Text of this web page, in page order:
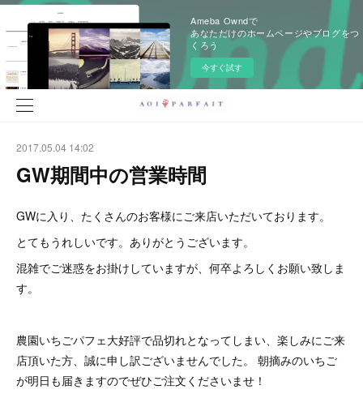
Ameba Owndで
あなただけのホームページやブログをつ
くろう
今すぐ試す
2017.05.04 14:02
GW期間中の営業時間
GWに入り、たくさんのお客様にご来店いただいております。
とてもうれしいです。ありがとうございます。
混雑でご迷惑をお掛けしていますが、何卒よろしくお願い致しま
す。
農園いちごパフェ大好評で品切れとなってしまい、楽しみにご来
店頂いた方、誠に申し訳ございませんでした。 朝摘みのいちご
が明日も届きますのでぜひご注文くださいませ！